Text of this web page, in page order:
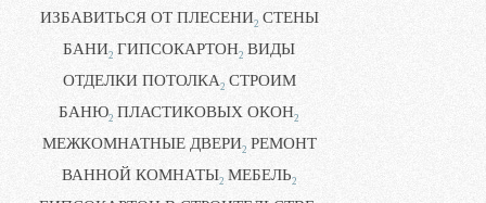
ИЗБАВИТЬСЯ ОТ ПЛЕСЕНИ2 СТЕНЫ
БАНИ2 ГИПСОКАРТОН2 ВИДЫ
ОТДЕЛКИ ПОТОЛКА2 СТРОИМ
БАНЮ2 ПЛАСТИКОВЫХ ОКОН2
МЕЖКОМНАТНЫЕ ДВЕРИ2 РЕМОНТ
ВАННОЙ КОМНАТЫ2 МЕБЕЛЬ2